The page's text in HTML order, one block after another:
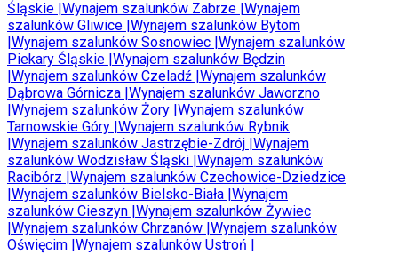
Śląskie Wynajem szalunków Zabrze Wynajem
szalunków Gliwice Wynajem szalunków Bytom
Wynajem szalunków Sosnowiec Wynajem szalunków
Piekary Śląskie Wynajem szalunków Będzin
Wynajem szalunków Czeladź Wynajem szalunków
Dąbrowa Górnicza Wynajem szalunków Jaworzno
Wynajem szalunków Żory Wynajem szalunków
Tarnowskie Góry Wynajem szalunków Rybnik
Wynajem szalunków Jastrzębie-Zdrój Wynajem
szalunków Wodzisław Śląski Wynajem szalunków
Racibórz Wynajem szalunków Czechowice-Dziedzice
Wynajem szalunków Bielsko-Biała Wynajem
szalunków Cieszyn Wynajem szalunków Żywiec
Wynajem szalunków Chrzanów Wynajem szalunków
Oświęcim Wynajem szalunków Ustroń